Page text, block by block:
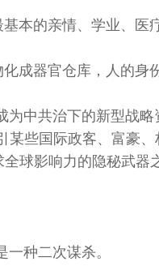
本的亲情、学业、 医
成器官仓库， 人的身
为中共治下的新型战略
某些国际政客、富豪、
全球影响力的隐秘武器
种二次谋杀。